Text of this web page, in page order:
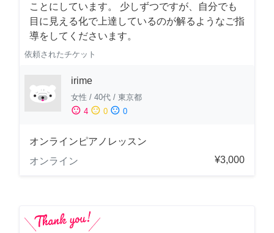
ことにしています。 少しずつですが、自分でも
目に見える化で上達しているのが解るようなご指
導をしてくださいます。
依頼されたチケット
irime
女性 / 40代 / 東京都
sentiment_satisfied 4 sentiment_neutral 0 sentiment_dissatisfied 0
オンラインピアノレッスン
オンライン
¥3,000